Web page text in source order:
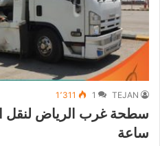
TEJAN
1 1٬311
ساعة